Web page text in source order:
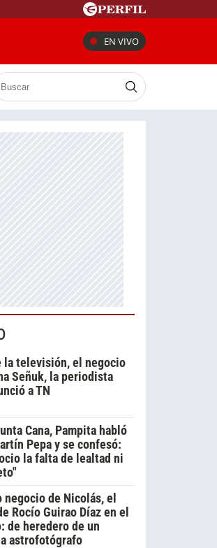
EN VIVO
la televisión, el negocio
Señuk, la periodista
a TN
Cana, Pampita habló
Pepa y se confesó:
la falta de lealtad ni
negocio de Nicolás, el
Rocío Guirao Díaz en el
de heredero de un
astrofotógrafo